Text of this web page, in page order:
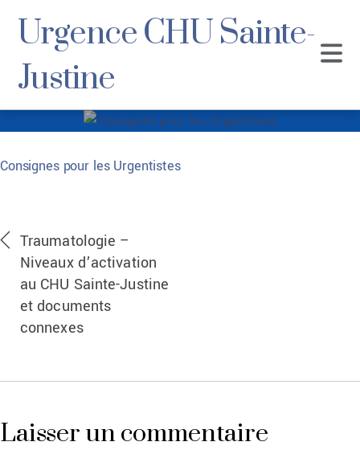
Urgence CHU Sainte-
Justine
Consignes pour les
Consignes pour les Urgentistes
Consignes pour les Urgentistes
Traumatologie –
Niveaux d’activation
au CHU Sainte-Justine
et documents
connexes
Laisser un commentaire